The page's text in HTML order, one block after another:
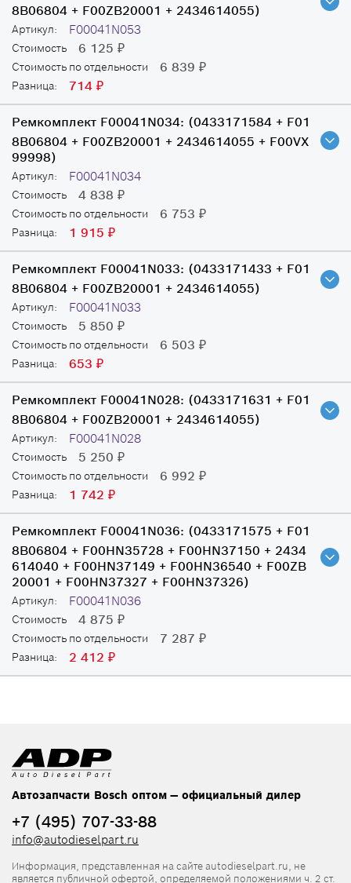
Артикул: F00041N053
8B06804 + F00ZB20001 + 2434614055)
Стоимость 6 125 ₽
Стоимость по отдельности 6 839 ₽
Разница: 714 ₽
Артикул: F00041N034
Ремкомплект F00041N034: (0433171584 + F01
8B06804 + F00ZB20001 + 2434614055 + F00VX
99998)
Стоимость 4 838 ₽
Стоимость по отдельности 6 753 ₽
Разница: 1 915 ₽
Артикул: F00041N033
Ремкомплект F00041N033: (0433171433 + F01
8B06804 + F00ZB20001 + 2434614055)
Стоимость 5 850 ₽
Стоимость по отдельности 6 503 ₽
Разница: 653 ₽
Артикул: F00041N028
Ремкомплект F00041N028: (0433171631 + F01
8B06804 + F00ZB20001 + 2434614055)
Стоимость 5 250 ₽
Стоимость по отдельности 6 992 ₽
Разница: 1 742 ₽
Артикул: F00041N036
Ремкомплект F00041N036: (0433171575 + F01
8B06804 + F00HN35728 + F00HN37150 + 2434
614040 + F00HN37149 + F00HN36540 + F00ZB
20001 + F00HN37327 + F00HN37326)
Стоимость 4 875 ₽
Стоимость по отдельности 7 287 ₽
Разница: 2 412 ₽
Автозапчасти Bosch оптом — официальный дилер
+7 (495) 707-33-88
info@autodieselpart.ru
Информация, представленная на сайте autodieselpart.ru, не
является публичной офертой, определяемой положениями ч. 2 ст.